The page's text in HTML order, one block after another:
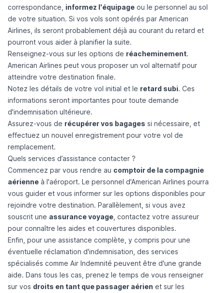
correspondance, informez l'équipage ou le personnel au sol
de votre situation. Si vos vols sont opérés par American
Airlines, ils seront probablement déjà au courant du retard et
pourront vous aider à planifier la suite.
Renseignez-vous sur les options de réacheminement.
American Airlines peut vous proposer un vol alternatif pour
atteindre votre destination finale.
Notez les détails de votre vol initial et le retard subi. Ces
informations seront importantes pour toute demande
d'indemnisation ultérieure.
Assurez-vous de récupérer vos bagages si nécessaire, et
effectuez un nouvel enregistrement pour votre vol de
remplacement.
Quels services d’assistance contacter ?
Commencez par vous rendre au comptoir de la compagnie
aérienne à l'aéroport. Le personnel d'American Airlines pourra
vous guider et vous informer sur les options disponibles pour
rejoindre votre destination. Parallèlement, si vous avez
souscrit une assurance voyage , contactez votre assureur
pour connaître les aides et couvertures disponibles.
Enfin, pour une assistance complète, y compris pour une
éventuelle réclamation d'indemnisation, des services
spécialisés comme Air Indemnité peuvent être d'une grande
aide. Dans tous les cas, prenez le temps de vous renseigner
sur vos droits en tant que passager aérien et sur les